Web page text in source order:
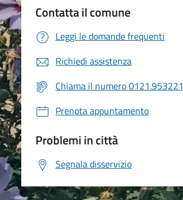
Contatta il comune
Leggi le domande frequenti
Richiedi assistenza
Chiama il numero 0121.953221
Prenota appuntamento
Problemi in città
Segnala disservizio